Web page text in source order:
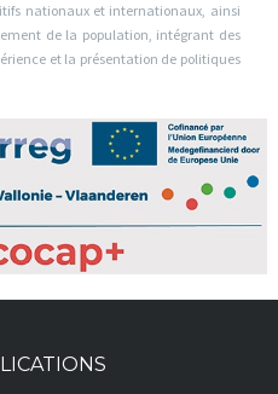
nationaux et internationaux, ainsi
de la population, intégrant des
et la présentation de politiques